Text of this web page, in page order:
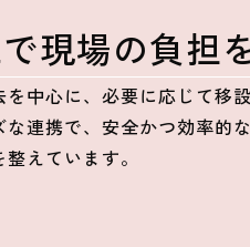
現場の負担
中心に、必要に応じて移
な連携で、安全かつ効率的
えています。